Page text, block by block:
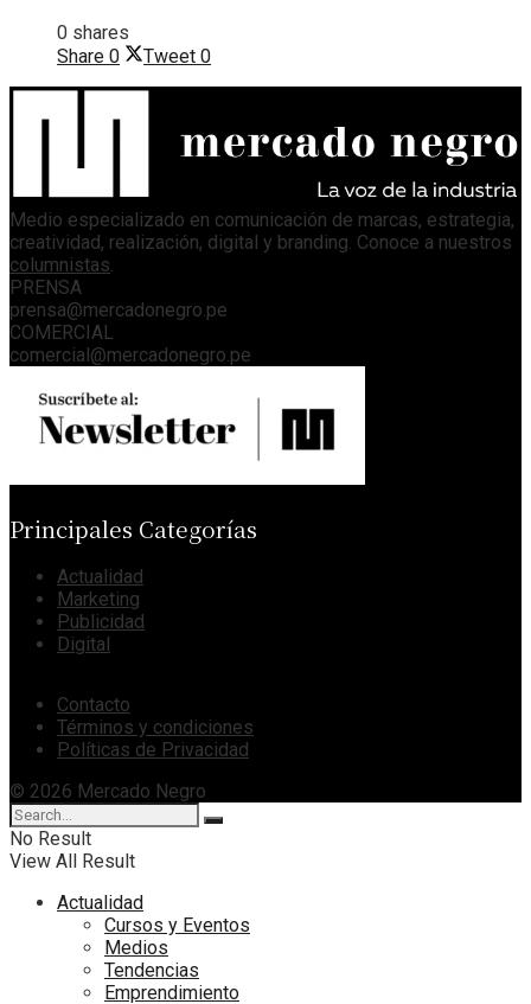
0 shares
Share 0 Tweet 0
Medio especializado en comunicación de marcas, estrategia,
creatividad, realización, digital y branding. Conoce a nuestros
columnistas.
PRENSA
prensa@mercadonegro.pe
COMERCIAL
comercial@mercadonegro.pe
Principales Categorías
Actualidad
Marketing
Publicidad
Digital
Contacto
Términos y condiciones
Políticas de Privacidad
© 2026 Mercado Negro
No Result
View All Result
Actualidad
Cursos y Eventos
Medios
Tendencias
Emprendimiento